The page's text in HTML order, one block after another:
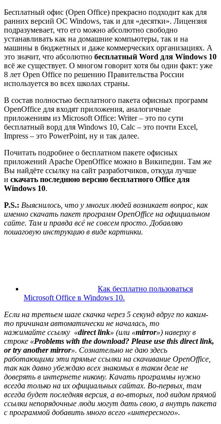
Бесплатный офис (Open Office) прекрасно подходит как для
ранних версий ОС Windows, так и для «десятки». Лицензия
подразумевает, что его можно абсолютно свободно
устанавливать как на домашние компьютеры, так и на
машины в бюджетных и даже коммерческих организациях. А
это значит, что абсолютно бесплатный Word для Windows 10
всё же существует. О многом говорит хотя бы один факт: уже
8 лет Open Office по решению Правительства России
используется во всех школах страны.
В состав полностью бесплатного пакета офисных программ
OpenOffice для входят приложения, аналогичные
приложениям из Microsoft Office: Writer – это по сути
бесплатный ворд для Windows 10, Calc – это почти Excel,
Impress – это PowerPoint, ну и так далее.
Почитать подробнее о бесплатном пакете офисных
приложений Apache OpenOffice можно в Википедии. Там же
Вы найдёте ссылку на сайт разработчиков, откуда лучше
и скачать последнюю версию бесплатного Office для
Windows 10.
P.S.: Выяснилось, что у многих людей возникает вопрос, как
именно скачать пакет программ OpenOffice на официальном
сайте. Там и правда всё не совсем просто. Добавляю
пошаговую инструкцию в виде картинки.
Как бесплатно пользоваться
Microsoft Offiсe в Windows 10.
Если на третьем шаге скачка через 5 секунд вдруг по каким-
то причинам автоматически не началась, то
нажимайте ссылку «direct link» (или «mirror») наверху в
строке «Problems with the download? Please use this direct link,
or try anothermirror». Сознательно не даю здесь
работающими эти прямые ссылки на скачивание OpenOffice,
так как давно убеждаю всех знакомых в таком деле не
доверять в интернете никому. Качать программы нужно
всегда только на их официальных сайтах. Во-первых, там
всегда будет последняя версия, а во-вторых, под видом прямой
ссылки непорядочные люди могут дать свою, а внутрь пакета
с программой добавить много всего «интересного».